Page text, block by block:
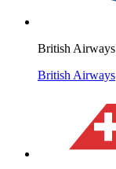
British Airways
British Airways